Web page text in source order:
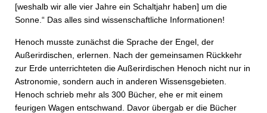
[weshalb wir alle vier Jahre ein Schaltjahr haben] um die
Sonne.“ Das alles sind wissenschaftliche Informationen!
Henoch musste zunächst die Sprache der Engel, der
Außerirdischen, erlernen. Nach der gemeinsamen Rückkehr
zur Erde unterrichteten die Außerirdischen Henoch nicht nur in
Astronomie, sondern auch in anderen Wissensgebieten.
Henoch schrieb mehr als 300 Bücher, ehe er mit einem
feurigen Wagen entschwand. Davor übergab er die Bücher